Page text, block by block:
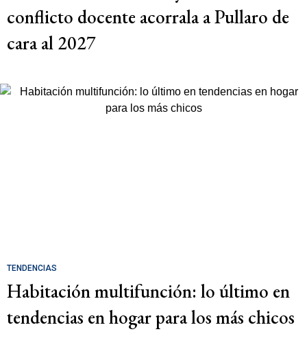
conflicto docente acorrala a Pullaro de
cara al 2027
TENDENCIAS
Habitación multifunción: lo último en
tendencias en hogar para los más chicos